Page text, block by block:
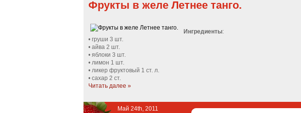
Фрукты в желе Летнее танго.
Ингредиенты:
• груши 3 шт.
• айва 2 шт.
• яблоки 3 шт.
• лимон 1 шт.
• ликер фруктовый 1 ст. л.
• сахар 2 ст.
Читать далее »
Май 24th, 2011